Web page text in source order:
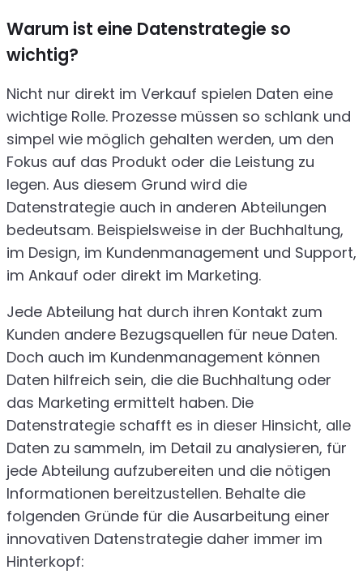
Warum ist eine Datenstrategie so
wichtig?
Nicht nur direkt im Verkauf spielen Daten eine
wichtige Rolle. Prozesse müssen so schlank und
simpel wie möglich gehalten werden, um den
Fokus auf das Produkt oder die Leistung zu
legen. Aus diesem Grund wird die
Datenstrategie auch in anderen Abteilungen
bedeutsam. Beispielsweise in der Buchhaltung,
im Design, im Kundenmanagement und Support,
im Ankauf oder direkt im Marketing.
Jede Abteilung hat durch ihren Kontakt zum
Kunden andere Bezugsquellen für neue Daten.
Doch auch im Kundenmanagement können
Daten hilfreich sein, die die Buchhaltung oder
das Marketing ermittelt haben. Die
Datenstrategie schafft es in dieser Hinsicht, alle
Daten zu sammeln, im Detail zu analysieren, für
jede Abteilung aufzubereiten und die nötigen
Informationen bereitzustellen. Behalte die
folgenden Gründe für die Ausarbeitung einer
innovativen Datenstrategie daher immer im
Hinterkopf: